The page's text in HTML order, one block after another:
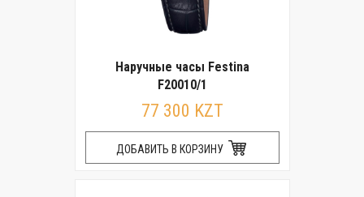
Наручные часы Festina
F20010/1
77 300 KZT
ДОБАВИТЬ В КОРЗИНУ